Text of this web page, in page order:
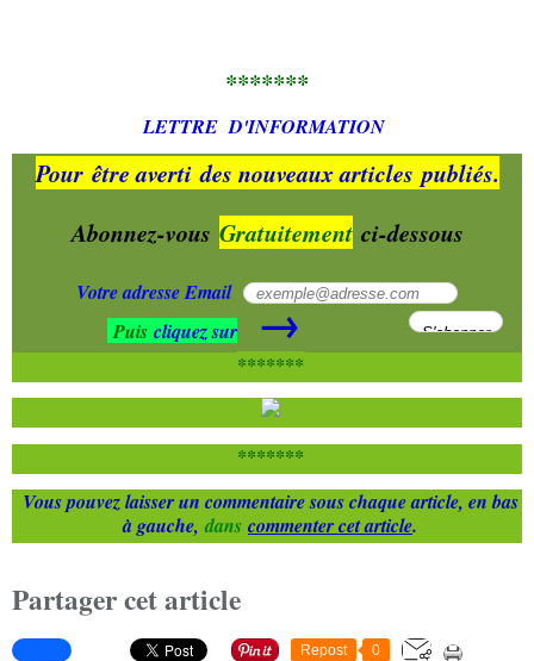
*******
LETTRED'INFORMATION
Pour être avertides nouveaux articles publiés.
Abonnez-vous Gratuitement ci-dessous
Votre adresse Email
Puis cliquez sur →
*******
*******
Vous pouvez laisser un commentaire sous chaque article, en bas
à gauche, dans commenter cet article.
Partager cet article
Repost 0